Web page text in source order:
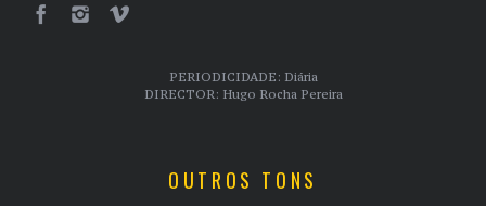
PERIODICIDADE: Diária
DIRECTOR: Hugo Rocha Pereira
OUTROS TONS